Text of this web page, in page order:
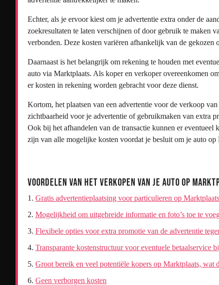
Echter, als je ervoor kiest om je advertentie extra onder de
zoekresultaten te laten verschijnen of door gebruik te maken
verbonden. Deze kosten variëren afhankelijk van de gekozen
Daarnaast is het belangrijk om rekening te houden met
auto via Marktplaats. Als koper en verkoper overeenkomen
er kosten in rekening worden gebracht voor deze dienst.
Kortom, het plaatsen van een advertentie voor de verkoop
zichtbaarheid voor je advertentie of gebruikmaken van extra
Ook bij het afhandelen van de transactie kunnen er eventueel
zijn van alle mogelijke kosten voordat je besluit om je auto op
Voordelen van het Verkopen van je Auto op
Gratis advertentieplaatsing voor particulieren op
Mogelijkheid om uitgebreide informatie en foto’s toe te
Flexibele opties voor extra promotie van de advertentie
Transparante kostenstructuur voor eventuele betaalservice
Groot bereik en veel potentiële kopers op Marktplaats, wat
Geen verborgen kosten